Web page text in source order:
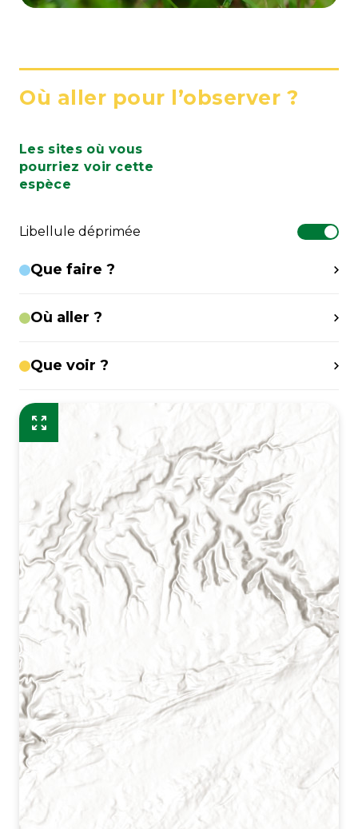
Où aller pour l’observer ?
Les sites où vous
pourriez voir cette
espèce
Libellule déprimée
Que faire ?
Où aller ?
Que voir ?